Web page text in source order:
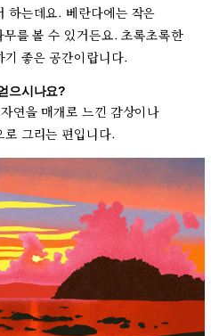
하는데요. 베란다에는 작은
를 볼 수 있거든요. 초록초록한
좋은 공간이랍니다.
으시나요?
연을 매개로 느낀 감상이나
그리는 편입니다.